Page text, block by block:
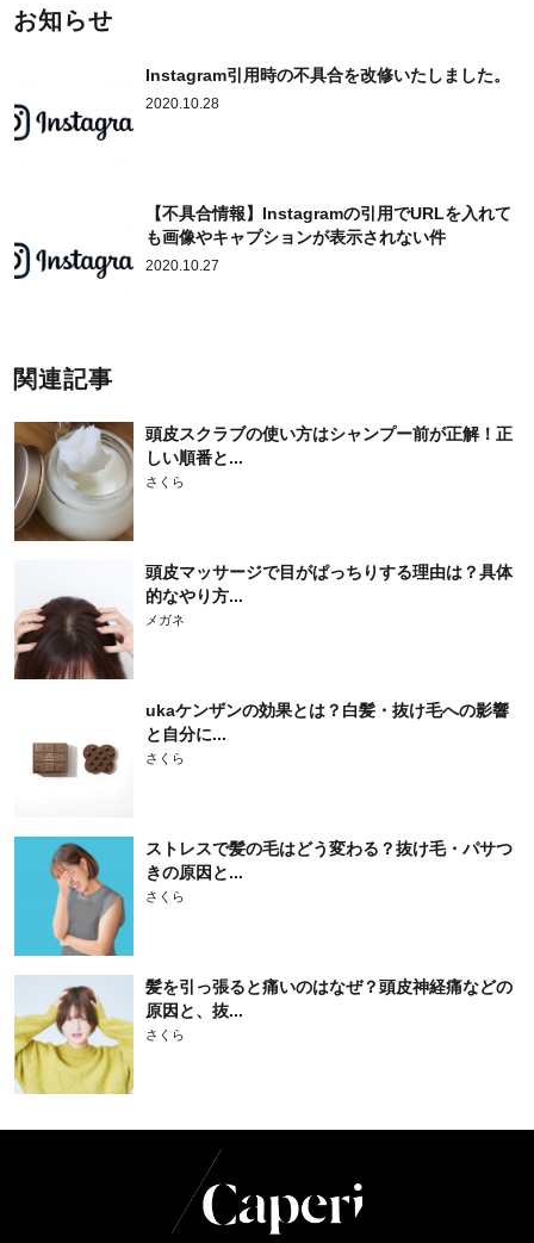
お知らせ
Instagram引用時の不具合を改修いたしました。
2020.10.28
【不具合情報】Instagramの引用でURLを入れて
も画像やキャプションが表示されない件
2020.10.27
関連記事
頭皮スクラブの使い方はシャンプー前が正解！正
しい順番と...
さくら
頭皮マッサージで目がぱっちりする理由は？具体
的なやり方...
メガネ
ukaケンザンの効果とは？白髪・抜け毛への影響
と自分に...
さくら
ストレスで髪の毛はどう変わる？抜け毛・パサつ
きの原因と...
さくら
髪を引っ張ると痛いのはなぜ？頭皮神経痛などの
原因と、抜...
さくら